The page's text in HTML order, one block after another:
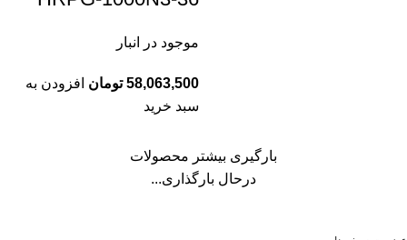
موجود در انبار
58,063,500 تومان افزودن به
سبد خرید
بارگیری بیشتر محصولات
درحال بارگذاری...